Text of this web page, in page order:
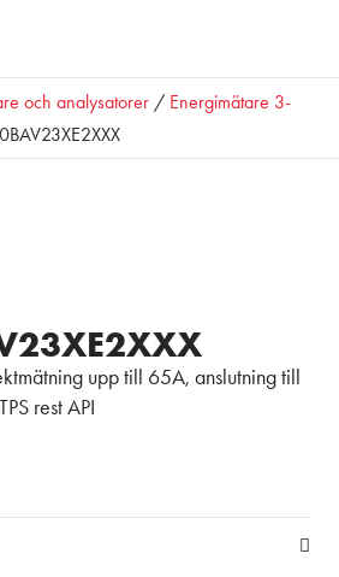
och analysatorer / Energimätare 3-
upp till 65A, anslutning till
rest API